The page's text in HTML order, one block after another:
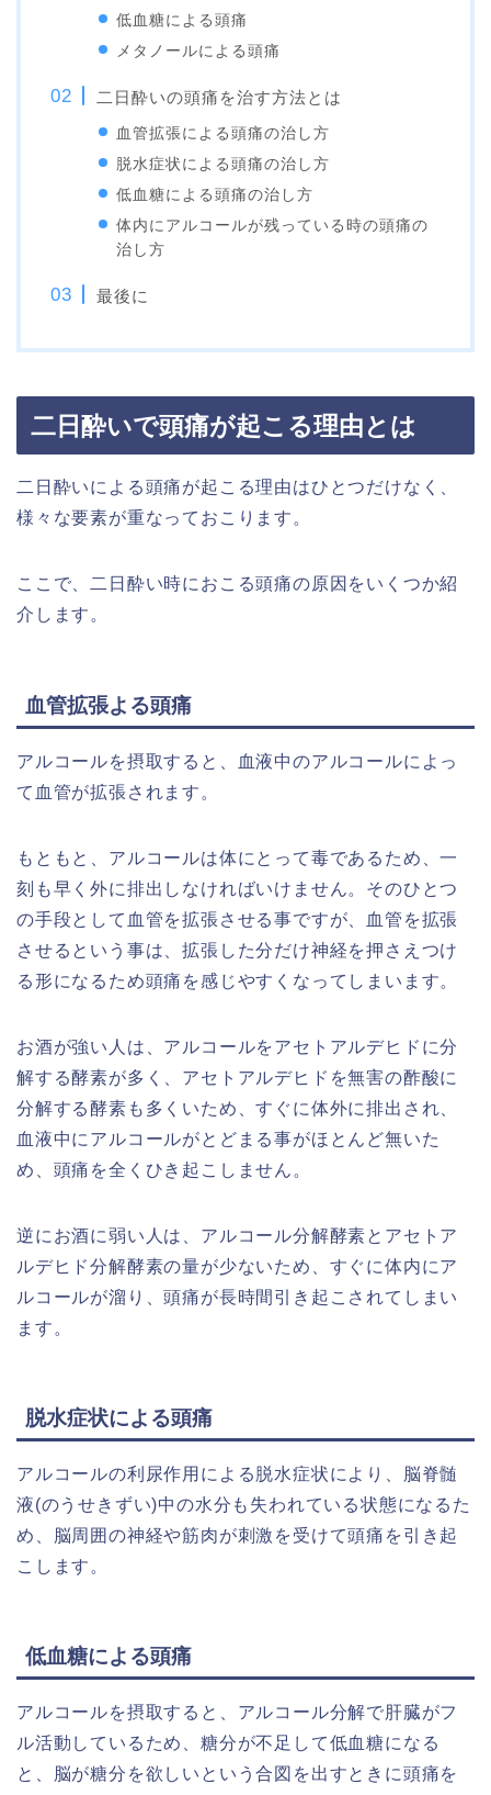
低血糖による頭痛
メタノールによる頭痛
二日酔いの頭痛を治す方法とは
血管拡張による頭痛の治し方
脱水症状による頭痛の治し方
低血糖による頭痛の治し方
体内にアルコールが残っている時の頭痛の
治し方
最後に
二日酔いで頭痛が起こる理由とは
二日酔いによる頭痛が起こる理由はひとつだけなく、
様々な要素が重なっておこります。
ここで、二日酔い時におこる頭痛の原因をいくつか紹
介します。
血管拡張よる頭痛
アルコールを摂取すると、血液中のアルコールによっ
て血管が拡張されます。
もともと、アルコールは体にとって毒であるため、一
刻も早く外に排出しなければいけません。そのひとつ
の手段として血管を拡張させる事ですが、血管を拡張
させるという事は、拡張した分だけ神経を押さえつけ
る形になるため頭痛を感じやすくなってしまいます。
お酒が強い人は、アルコールをアセトアルデヒドに分
解する酵素が多く、アセトアルデヒドを無害の酢酸に
分解する酵素も多くいため、すぐに体外に排出され、
血液中にアルコールがとどまる事がほとんど無いた
め、頭痛を全くひき起こしません。
逆にお酒に弱い人は、アルコール分解酵素とアセトア
ルデヒド分解酵素の量が少ないため、すぐに体内にア
ルコールが溜り、頭痛が長時間引き起こされてしまい
ます。
脱水症状による頭痛
アルコールの利尿作用による脱水症状により、脳脊髄
液(のうせきずい)中の水分も失われている状態になるた
め、脳周囲の神経や筋肉が刺激を受けて頭痛を引き起
こします。
低血糖による頭痛
アルコールを摂取すると、アルコール分解で肝臓がフ
ル活動しているため、糖分が不足して低血糖になる
と、脳が糖分を欲しいという合図を出すときに頭痛を